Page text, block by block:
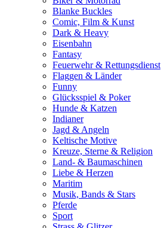
Blanke Buckles
Comic, Film & Kunst
Dark & Heavy
Eisenbahn
Fantasy
Feuerwehr & Rettungsdienst
Flaggen & Länder
Funny
Glücksspiel & Poker
Hunde & Katzen
Indianer
Jagd & Angeln
Keltische Motive
Kreuze, Sterne & Religion
Land- & Baumaschinen
Liebe & Herzen
Maritim
Musik, Bands & Stars
Pferde
Sport